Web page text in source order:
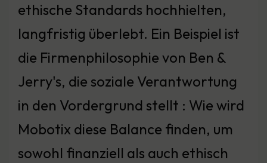
ethische Standards hochhielten,
langfristig überlebt. Ein Beispiel ist
die Firmenphilosophie von Ben &
Jerry's, die soziale Verantwortung
in den Vordergrund stellt : Wie wird
Mobotix diese Balance finden, um
sowohl finanziell als auch ethisch